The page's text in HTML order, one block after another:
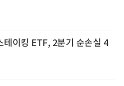
테이킹 ETF, 2분기 순손실 4